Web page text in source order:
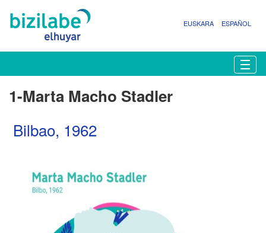
EUSKARA ESPAÑOL
1-Marta Macho Stadler
Bilbao, 1962